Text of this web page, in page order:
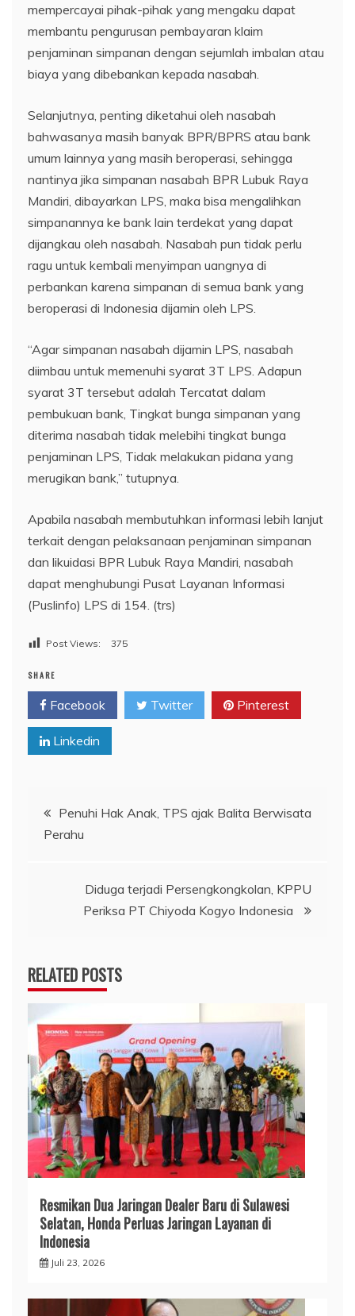
mempercayai pihak-pihak yang mengaku dapat
membantu pengurusan pembayaran klaim
penjaminan simpanan dengan sejumlah imbalan atau
biaya yang dibebankan kepada nasabah.
Selanjutnya, penting diketahui oleh nasabah
bahwasanya masih banyak BPR/BPRS atau bank
umum lainnya yang masih beroperasi, sehingga
nantinya jika simpanan nasabah BPR Lubuk Raya
Mandiri, dibayarkan LPS, maka bisa mengalihkan
simpanannya ke bank lain terdekat yang dapat
dijangkau oleh nasabah. Nasabah pun tidak perlu
ragu untuk kembali menyimpan uangnya di
perbankan karena simpanan di semua bank yang
beroperasi di Indonesia dijamin oleh LPS.
“Agar simpanan nasabah dijamin LPS, nasabah
diimbau untuk memenuhi syarat 3T LPS. Adapun
syarat 3T tersebut adalah Tercatat dalam
pembukuan bank, Tingkat bunga simpanan yang
diterima nasabah tidak melebihi tingkat bunga
penjaminan LPS, Tidak melakukan pidana yang
merugikan bank,” tutupnya.
Apabila nasabah membutuhkan informasi lebih lanjut
terkait dengan pelaksanaan penjaminan simpanan
dan likuidasi BPR Lubuk Raya Mandiri, nasabah
dapat menghubungi Pusat Layanan Informasi
(Puslinfo) LPS di 154. (trs)
Post Views: 375
SHARE
Facebook Twitter Pinterest
Linkedin
Navigasi
pos
Penuhi Hak Anak, TPS ajak Balita Berwisata
Perahu
Diduga terjadi Persengkongkolan, KPPU
Periksa PT Chiyoda Kogyo Indonesia
RELATED POSTS
Resmikan Dua Jaringan Dealer Baru di Sulawesi
Selatan, Honda Perluas Jaringan Layanan di
Indonesia
Juli 23, 2026